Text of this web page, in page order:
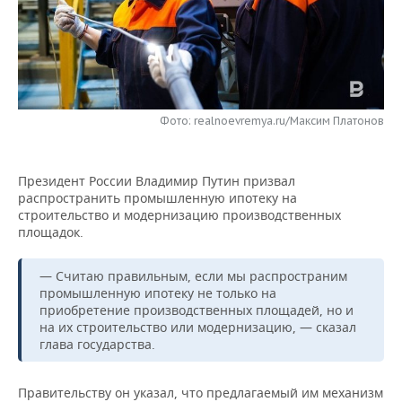
НЕФТЕХИМИЯ
НЕФТЬ
ОПК
РОЗНИЧНАЯ ТОРГОВЛЯ
ТРАНСПОРТ
НОВОСТИ ТЕХНОЛОГИЙ
IT
МЕРОПРИЯТИЯ
НОВОСТИ МЕРОПРИЯТИЙ
ВЫЕЗДНАЯ РЕДАКЦИЯ
ONLINE-КОНФЕРЕНЦИИ
ОТКРЫТАЯ ЛЕКЦИЯ
СПОРТ
ХОККЕЙ
БАСКЕТБОЛ
ВОЛЕЙБОЛ
КИБЕРСПОРТ
ФИГУРНОЕ КАТАНИЕ
ВЛАСТЬ
ИНФРАСТРУКТУРА
ИСТОРИЯ
КУЛЬТУРА
МЕДИЦИНА
СЮЖЕТЫ
СПРАВОЧНИК
СПИСОК ПЕРСОН
СПИСОК КОМПАНИЙ
ПОЛНАЯ ВЕРСИЯ
Фото: realnoevremya.ru/Максим Платонов
Президент России Владимир Путин призвал
распространить промышленную ипотеку на
строительство и модернизацию производственных
площадок.
— Считаю правильным, если мы распространим
промышленную ипотеку не только на
приобретение производственных площадей, но и
на их строительство или модернизацию, — сказал
глава государства.
Правительству он указал, что предлагаемый им механизм